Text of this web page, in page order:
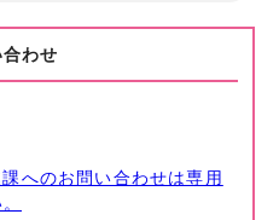
わせ
へのお問い合わせは専用